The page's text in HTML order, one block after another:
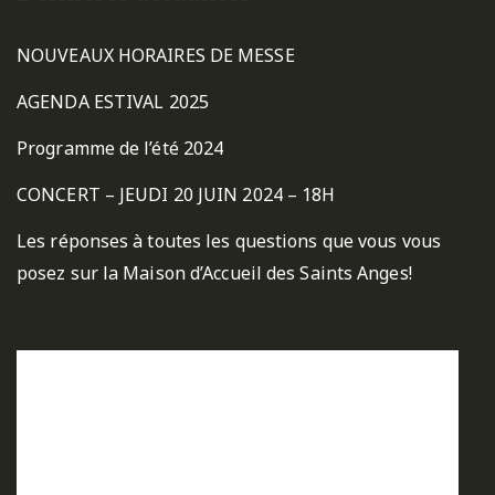
NOUVEAUX HORAIRES DE MESSE
AGENDA ESTIVAL 2025
Programme de l’été 2024
CONCERT – JEUDI 20 JUIN 2024 – 18H
Les réponses à toutes les questions que vous vous
posez sur la Maison d’Accueil des Saints Anges!